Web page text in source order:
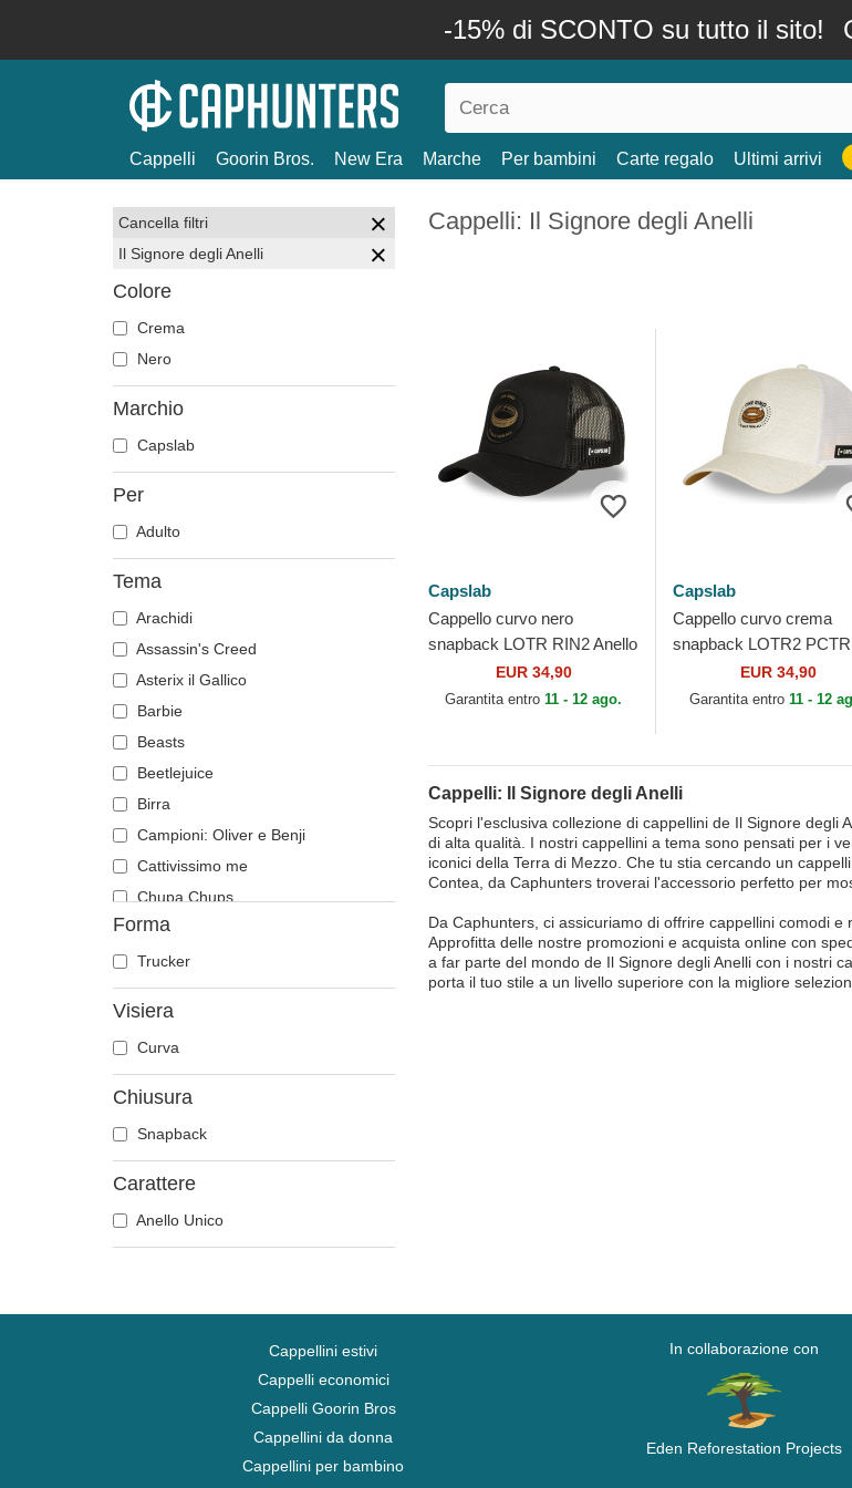
-15% di SCONTO su tutto il sito!
Cappelli Goorin Bros. New Era Marche Per bambini Carte regalo Ultimi arrivi
Cancella filtri
Il Signore degli Anelli
Colore
Crema
Nero
Marchio
Capslab
Per
Adulto
Tema
Arachidi
Assassin's Creed
Asterix il Gallico
Barbie
Beasts
Beetlejuice
Birra
Campioni: Oliver e Benji
Cattivissimo me
Chupa Chups
Città e Spiagge
Cocktail
DC Comics
Disney
Dragon Ball
Gioco di Troni
Harry Potter
Forma
Trucker
Visiera
Curva
Chiusura
Snapback
Carattere
Anello Unico
Cappelli: Il Signore degli Anelli
Capslab
Cappello curvo nero
snapback LOTR RIN2 Anello
Unico Il Signore degli Anelli di
Capslab
EUR 34,90
Garantita entro11 - 12 ago.
Capslab
Cappello curvo crema
snapback LOTR2
Anello Unico Il Signore
Anelli di Capslab
EUR 34,90
Garantita entro11 - 12
Cappelli: Il Signore degli Anelli
Scopri l'esclusiva collezione di cappellini de Il Signore degli
di alta qualità. I nostri cappellini a tema sono pensati per i
iconici della Terra di Mezzo. Che tu stia cercando un
Contea, da Caphunters troverai l'accessorio perfetto per
Da Caphunters, ci assicuriamo di offrire cappellini comodi
Approfitta delle nostre promozioni e acquista online con
a far parte del mondo de Il Signore degli Anelli con i nostri
porta il tuo stile a un livello superiore con la migliore
Cappellini estivi
Cappelli economici
Cappelli Goorin Bros
Cappellini da donna
Cappellini per bambino
In collaborazione con
Eden Reforestation Projects